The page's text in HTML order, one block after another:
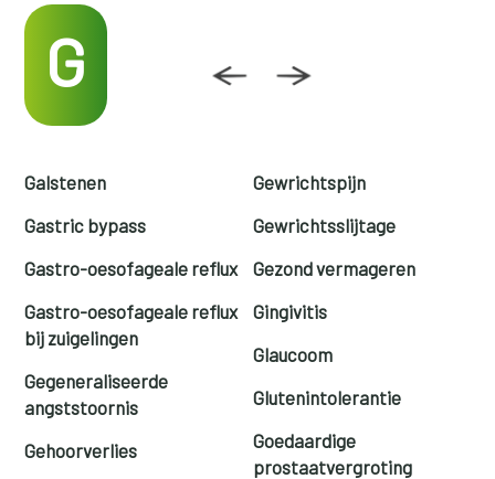
G
Galstenen
Gastric bypass
Gastro-oesofageale reflux
Gastro-oesofageale reflux
bij zuigelingen
Gegeneraliseerde
angststoornis
Gehoorverlies
Gewrichtspijn
Gewrichtsslijtage
Gezond vermageren
Gingivitis
Glaucoom
Glutenintolerantie
Goedaardige
prostaatvergroting